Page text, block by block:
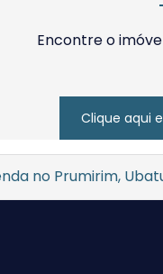
Encontre o
Clique aqui
no Prumirim,